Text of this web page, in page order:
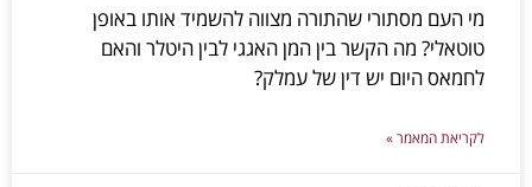
מי העם מסתורי שהתורה מצווה להשמיד אותו באופן
טוטאלי? מה הקשר בין המן האגגי לבין היטלר והאם
לחמאס היום יש דין של עמלק?
לקריאת המאמר »